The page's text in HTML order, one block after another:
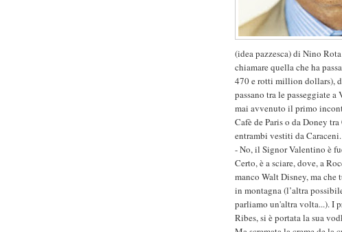
(idea pazzesca) di Nino
chiamare quella che ha
470 e rotti million dollars),
passano tra le passeggiate
mai avvenuto il primo
Cafè de Paris o da Doney
entrambi vestiti da
- No, il Signor Valentino è
Certo, è a sciare, dove, a
manco Walt Disney, ma
in montagna (l’altra
parliamo un'altra volta...). I
Ribes, si è portata la sua